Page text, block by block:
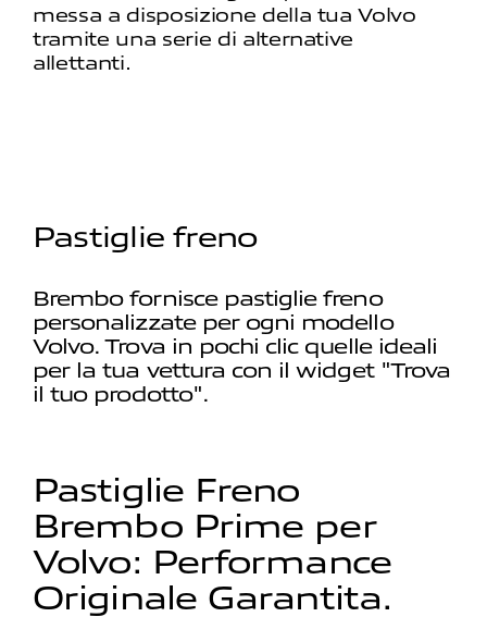
messa a disposizione della tua Volvo
tramite una serie di alternative
allettanti.
Pastiglie freno
Brembo fornisce pastiglie freno
personalizzate per ogni modello
Volvo. Trova in pochi clic quelle ideali
per la tua vettura con il widget "Trova
il tuo prodotto".
Pastiglie Freno
Brembo Prime per
Volvo: Performance
Originale Garantita.